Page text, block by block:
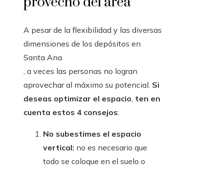
A pesar de la flexibilidad y las diversas
dimensiones de los depósitos en
Santa Ana
, a veces las personas no logran
aprovechar al máximo su potencial. Si
deseas optimizar el espacio ten en
cuenta estos 4 consejos:
No subestimes el espacio
vertical: no es necesario que
todo se coloque en el suelo o